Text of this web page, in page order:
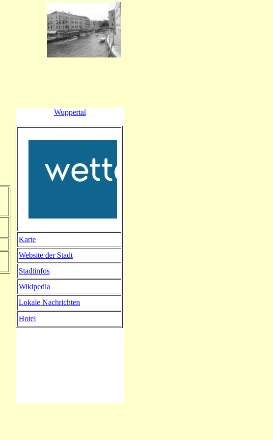
Wuppertal
Karte
Website der Stadt
Stadtinfos
Wikipedia
Lokale Nachrichten
Hotel